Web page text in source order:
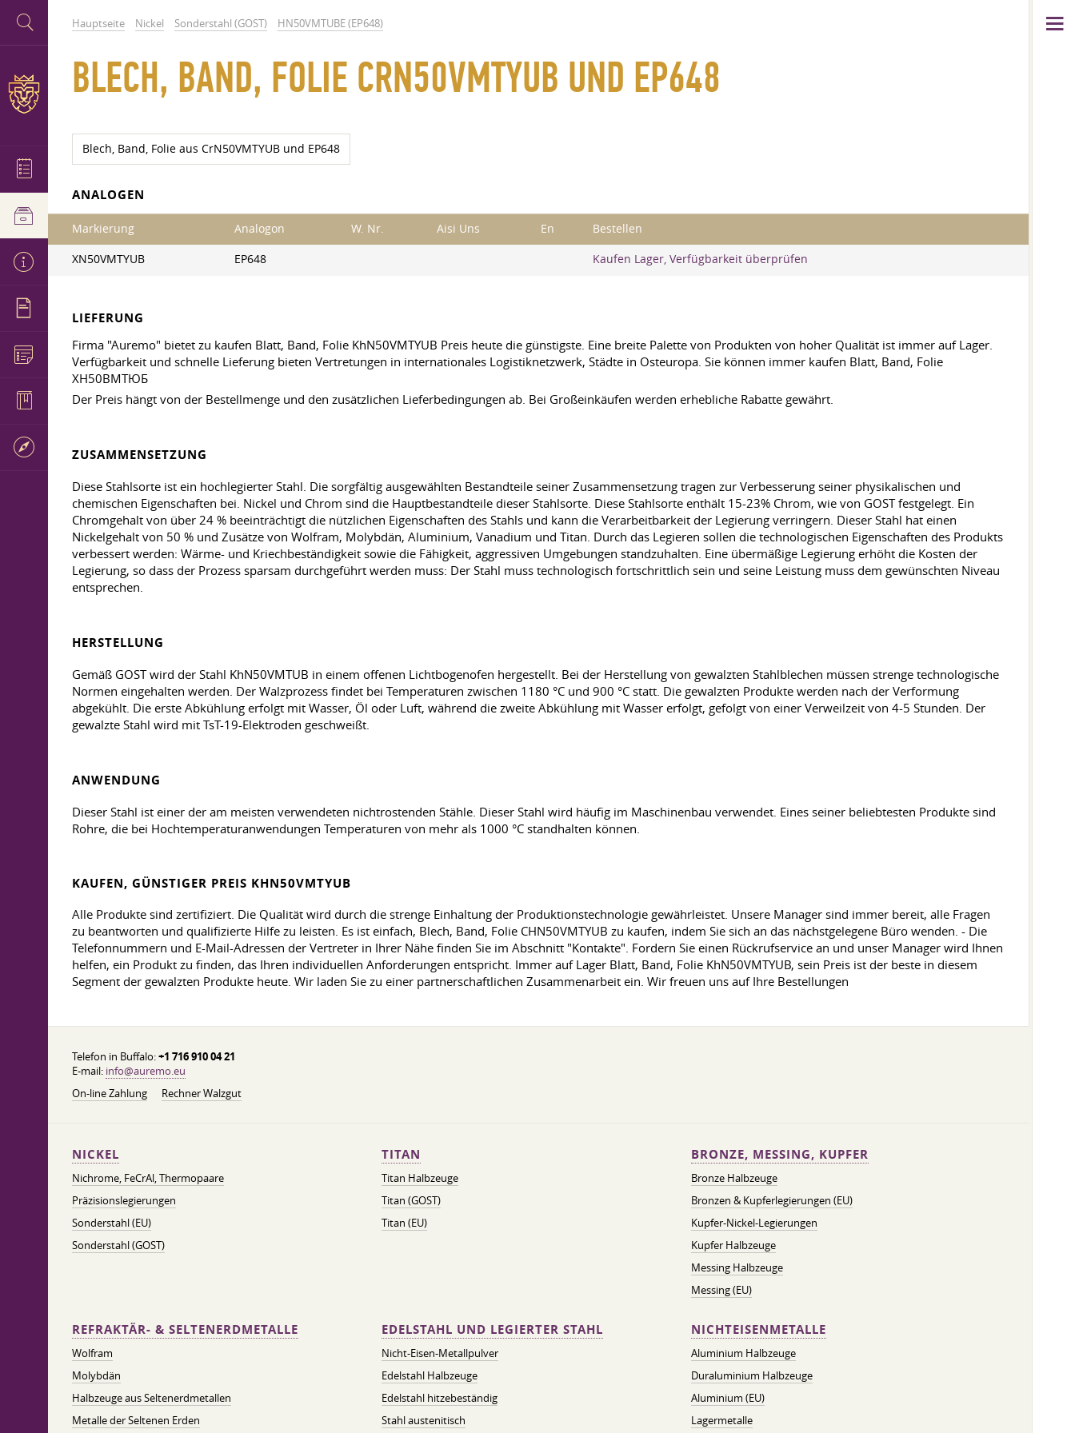
Hauptseite Nickel Sonderstahl (GOST) HN50VMTUBE (EP648)
BLECH, BAND, FOLIE CRN50VMTYUB UND EP648
Blech, Band, Folie aus CrN50VMTYUB und EP648
ANALOGEN
Markierung Analogon W. Nr. Aisi Uns En Bestellen
XN50VMTYUB EP648 Kaufen Lager, Verfügbarkeit überprüfen
LIEFERUNG
Firma "Auremo" bietet zu kaufen Blatt, Band, Folie KhN50VMTYUB Preis heute die günstigste. Eine breite Palette von Produkten von hoher Qualität ist immer auf Lager.
Verfügbarkeit und schnelle Lieferung bieten Vertretungen in internationales Logistiknetzwerk, Städte in Osteuropa. Sie können immer kaufen Blatt, Band, Folie
ХН50ВМТЮБ
Der Preis hängt von der Bestellmenge und den zusätzlichen Lieferbedingungen ab. Bei Großeinkäufen werden erhebliche Rabatte gewährt.
ZUSAMMENSETZUNG
Diese Stahlsorte ist ein hochlegierter Stahl. Die sorgfältig ausgewählten Bestandteile seiner Zusammensetzung tragen zur Verbesserung seiner physikalischen und
chemischen Eigenschaften bei. Nickel und Chrom sind die Hauptbestandteile dieser Stahlsorte. Diese Stahlsorte enthält 15-23% Chrom, wie von GOST festgelegt. Ein
Chromgehalt von über 24 % beeinträchtigt die nützlichen Eigenschaften des Stahls und kann die Verarbeitbarkeit der Legierung verringern. Dieser Stahl hat einen
Nickelgehalt von 50 % und Zusätze von Wolfram, Molybdän, Aluminium, Vanadium und Titan. Durch das Legieren sollen die technologischen Eigenschaften des Produkts
verbessert werden: Wärme- und Kriechbeständigkeit sowie die Fähigkeit, aggressiven Umgebungen standzuhalten. Eine übermäßige Legierung erhöht die Kosten der
Legierung, so dass der Prozess sparsam durchgeführt werden muss: Der Stahl muss technologisch fortschrittlich sein und seine Leistung muss dem gewünschten Niveau
entsprechen.
HERSTELLUNG
Gemäß GOST wird der Stahl KhN50VMTUB in einem offenen Lichtbogenofen hergestellt. Bei der Herstellung von gewalzten Stahlblechen müssen strenge technologische
Normen eingehalten werden. Der Walzprozess findet bei Temperaturen zwischen 1180 °C und 900 °C statt. Die gewalzten Produkte werden nach der Verformung
abgekühlt. Die erste Abkühlung erfolgt mit Wasser, Öl oder Luft, während die zweite Abkühlung mit Wasser erfolgt, gefolgt von einer Verweilzeit von 4-5 Stunden. Der
gewalzte Stahl wird mit TsT-19-Elektroden geschweißt.
ANWENDUNG
Dieser Stahl ist einer der am meisten verwendeten nichtrostenden Stähle. Dieser Stahl wird häufig im Maschinenbau verwendet. Eines seiner beliebtesten Produkte sind
Rohre, die bei Hochtemperaturanwendungen Temperaturen von mehr als 1000 °C standhalten können.
KAUFEN, GÜNSTIGER PREIS KHN50VMTYUB
Alle Produkte sind zertifiziert. Die Qualität wird durch die strenge Einhaltung der Produktionstechnologie gewährleistet. Unsere Manager sind immer bereit, alle Fragen
zu beantworten und qualifizierte Hilfe zu leisten. Es ist einfach, Blech, Band, Folie CHN50VMTYUB zu kaufen, indem Sie sich an das nächstgelegene Büro wenden. - Die
Telefonnummern und E-Mail-Adressen der Vertreter in Ihrer Nähe finden Sie im Abschnitt "Kontakte". Fordern Sie einen Rückrufservice an und unser Manager wird Ihnen
helfen, ein Produkt zu finden, das Ihren individuellen Anforderungen entspricht. Immer auf Lager Blatt, Band, Folie KhN50VMTYUB, sein Preis ist der beste in diesem
Segment der gewalzten Produkte heute. Wir laden Sie zu einer partnerschaftlichen Zusammenarbeit ein. Wir freuen uns auf Ihre Bestellungen
Telefon in Buffalo:+1 716 910 04 21
E-mail: info@auremo.eu
On-line Zahlung
Rechner Walzgut
NICKEL
Nichrome, FeСrAl, ​​Thermopaare
Präzisionslegierungen
Sonderstahl (EU)
Sonderstahl (GOST)
TITAN
Titan Halbzeuge
Titan (GOST)
Titan (EU)
BRONZE, MESSING, KUPFER
Bronze Halbzeuge
Bronzen & Kupferlegierungen (EU)
Kupfer-Nickel-Legierungen
Kupfer Halbzeuge
Messing Halbzeuge
Messing (EU)
REFRAKTÄR- & SELTENERDMETALLE
Wolfram
Molybdän
Halbzeuge aus Seltenerdmetallen
Metalle der Seltenen Erden
EDELSTAHL UND LEGIERTER STAHL
Nicht-Eisen-Metallpulver
Edelstahl Halbzeuge
Edelstahl hitzebeständig
Stahl austenitisch
NICHTEISENMETALLE
Aluminium Halbzeuge
Duraluminium Halbzeuge
Aluminium (EU)
Lagermetalle